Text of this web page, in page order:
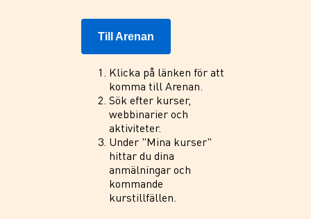
Till Arenan
Klicka på länken för att
komma till Arenan.
Sök efter kurser,
webbinarier och
aktiviteter.
Under "Mina kurser"
hittar du dina
anmälningar och
kommande
kurstillfällen.